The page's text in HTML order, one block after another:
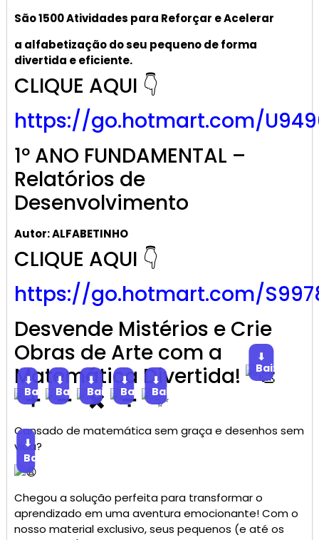
São 1500 Atividades para Reforçar e Acelerar
a alfabetizaçãodo seu pequeno de forma
divertida e eficiente.
CLIQUE AQUI 👇
https://go.hotmart.com/
1º ANO FUNDAMENTAL –
Relatórios de
Desenvolvimento
Autor: ALFABETINHO
CLIQUE AQUI 👇
https://go.hotmart.com/
Desvende Mistérios e Crie
Obras de Arte com a
Matemática Divertida!
⬇
Baixar
⬇
Baixar
⬇
Baixar
⬇
Baixar
⬇
Baixar
⬇
Baixar
Cansado de matemática sem graça e desenhos sem
vida?
⬇
Baixar
Chegou a solução perfeita para transformar o
aprendizado em uma aventura emocionante! Com o
nosso material exclusivo, seus pequenos (e até os